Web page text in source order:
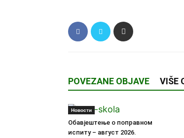
POVEZANE OBJAVE VIŠE
Новости
Обавјештење о поправном
испиту – август 2026.